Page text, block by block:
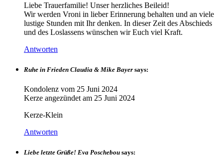
Liebe Trauerfamilie! Unser herzliches Beileid!
Wir werden Vroni in lieber Erinnerung behalten und an viele
lustige Stunden mit Ihr denken. In dieser Zeit des Abschieds
und des Loslassens wünschen wir Euch viel Kraft.
Antworten
Ruhe in Frieden Claudia & Mike Bayer says:
Kondolenz vom 25 Juni 2024
Kerze angezündet am 25 Juni 2024
Kerze-Klein
Antworten
Liebe letzte Grüße! Eva Poschebou says: